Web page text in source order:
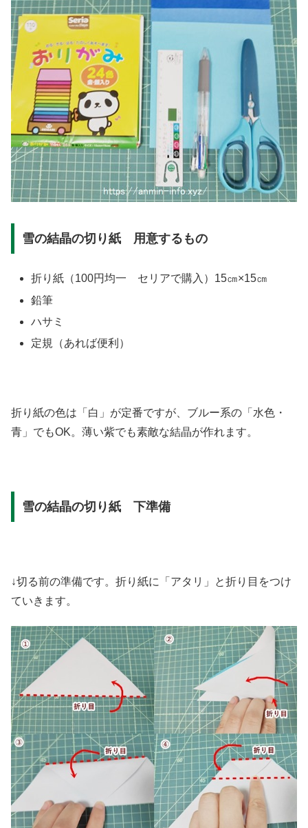
雪の結晶の切り紙 用意するもの
折り紙（100円均一 セリアで購入）15㎝×15㎝
鉛筆
ハサミ
定規（あれば便利）
折り紙の色は「白」が定番ですが、ブルー系の「水色・
青」でもOK。薄い紫でも素敵な結晶が作れます。
雪の結晶の切り紙 下準備
↓切る前の準備です。折り紙に「アタリ」と折り目をつけ
ていきます。